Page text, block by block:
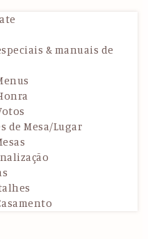
& manuais de
de Mesa/Lugar